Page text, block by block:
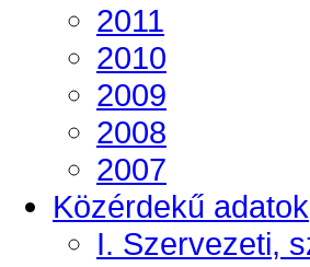
2011
2010
2009
2008
2007
Közérdekű adatok
I. Szervezeti,